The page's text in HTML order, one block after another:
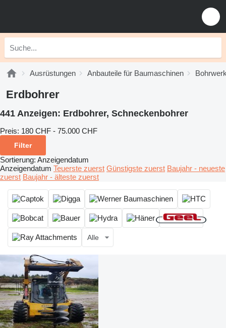
Ausrüstungen Anbauteile für Baumaschinen
Erdbohrer
441 Anzeigen: Erdbohrer, Schneckenbohrer
Preis: 180 CHF - 75.000 CHF
Filter
Sortierung: Anzeigendatum
Anzeigendatum Teuerste zuerst Günstigste zuerst Baujahr - neueste
zuerst Baujahr - älteste zuerst
Alle